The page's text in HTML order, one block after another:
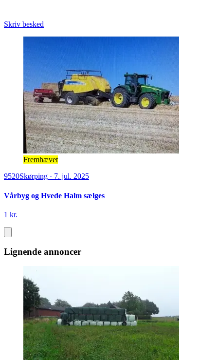
Skriv besked
Fremhævet
9520Skørping · 7. jul. 2025
Vårbyg og Hvede Halm sælges
1 kr.
Lignende annoncer